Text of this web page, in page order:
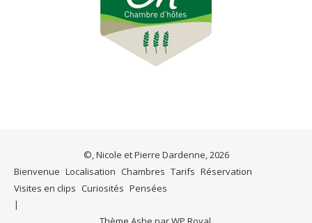
©, Nicole et Pierre Dardenne, 2026
Bienvenue Localisation Chambres Tarifs Réservation
Visites en clips Curiosités Pensées